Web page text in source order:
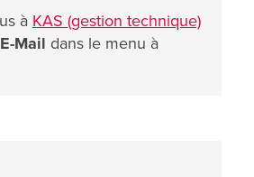
à KAS (gestion technique)
E-Mail dans le menu à